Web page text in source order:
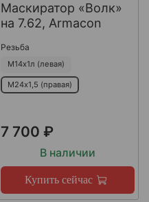
Маскиратор «Волк»
на 7.62, Armacon
Резьба
М14х1л (левая)
М24х1,5 (правая)
7 700 ₽
В наличии
Купить сейчас